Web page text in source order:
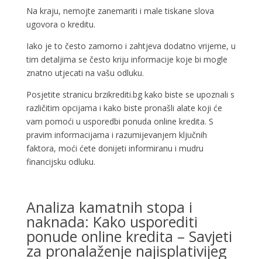
Na kraju, nemojte zanemariti i male tiskane slova
ugovora o kreditu.
Iako je to često zamorno i zahtjeva dodatno vrijeme, u
tim detaljima se često kriju informacije koje bi mogle
znatno utjecati na vašu odluku.
Posjetite stranicu brzikrediti.bg kako biste se upoznali s
različitim opcijama i kako biste pronašli alate koji će
vam pomoći u usporedbi ponuda online kredita. S
pravim informacijama i razumijevanjem ključnih
faktora, moći ćete donijeti informiranu i mudru
financijsku odluku.
Analiza kamatnih stopa i
naknada: Kako usporediti
ponude online kredita – Savjeti
za pronalaženje najisplativijeg